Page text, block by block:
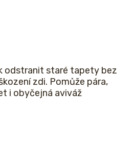
odstranit staré tapety bez
zdi. Pomůže pára,
i obyčejná aviváž